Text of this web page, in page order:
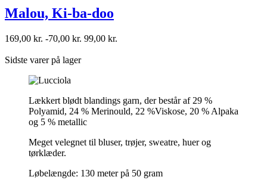
Malou, Ki-ba-doo
169,00 kr. -70,00 kr. 99,00 kr.
Sidste varer på lager
Lækkert blødt blandings garn, der består af 29 %
Polyamid, 24 % Merinould, 22 %Viskose, 20 % Alpaka
og 5 % metallic
Meget velegnet til bluser, trøjer, sweatre, huer og
tørklæder.
Løbelængde: 130 meter på 50 gram